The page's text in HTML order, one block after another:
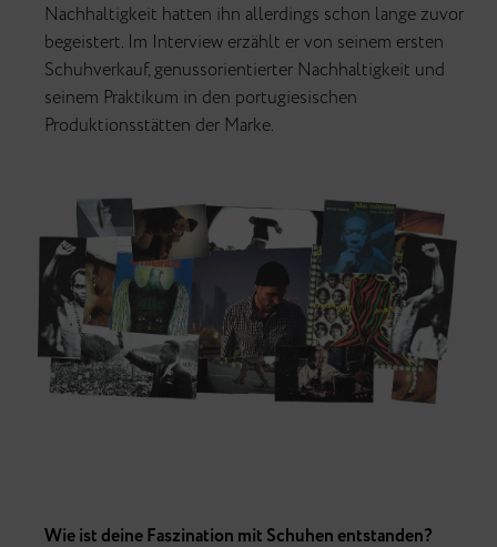
Nachhaltigkeit hatten ihn allerdings schon lange zuvor
begeistert. Im Interview erzählt er von seinem ersten
Schuhverkauf, genussorientierter Nachhaltigkeit und
seinem Praktikum in den portugiesischen
Produktionsstätten der Marke.
Wie ist deine Faszination mit Schuhen entstanden?